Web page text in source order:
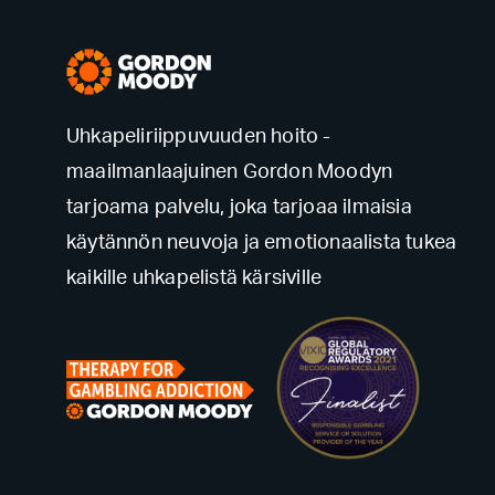
Uhkapeliriippuvuuden hoito -
maailmanlaajuinen Gordon Moodyn
tarjoama palvelu, joka tarjoaa ilmaisia ​​
käytännön neuvoja ja emotionaalista tukea
kaikille uhkapelistä kärsiville